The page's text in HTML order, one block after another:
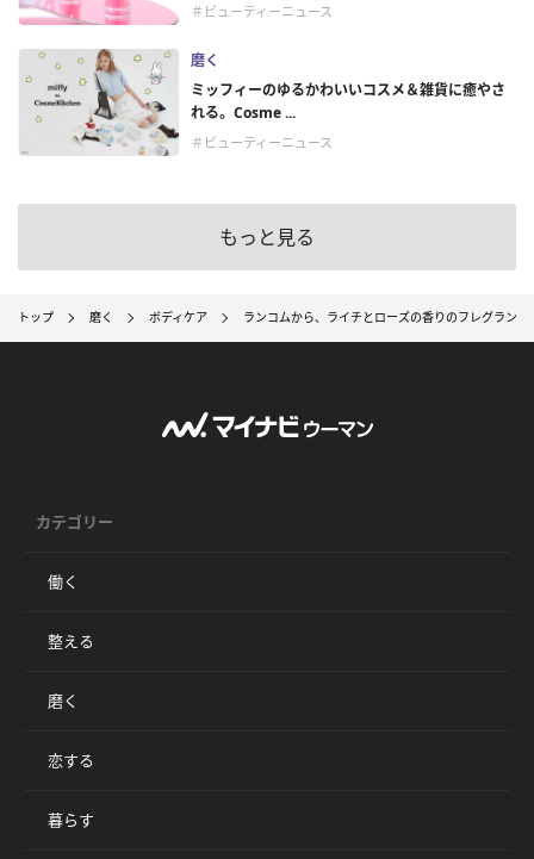
＃ビューティーニュース
磨く
ミッフィーのゆるかわいいコスメ＆雑貨に癒やさ
れる。Cosme ...
＃ビューティーニュース
もっと見る
トップ 磨く ボディケア ランコムから、ライチとローズの香りのフレグランス
カテゴリー
働く
整える
磨く
恋する
暮らす